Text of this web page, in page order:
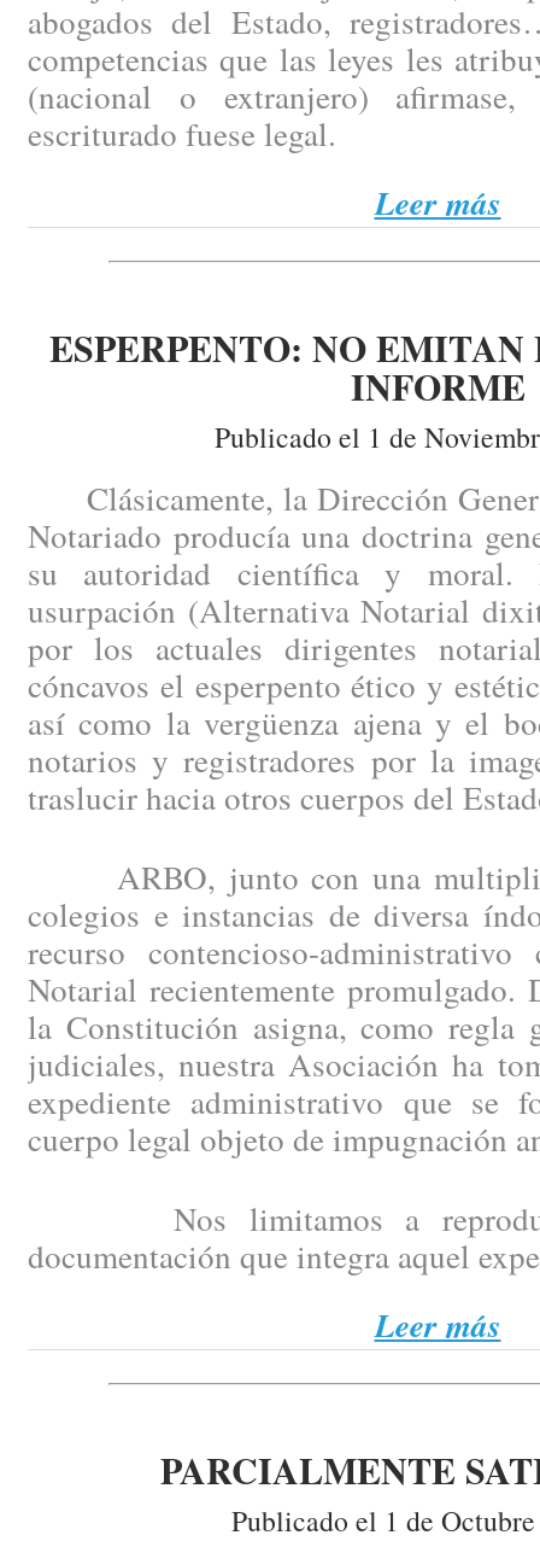
abogados del Estado,
competencias que las leyes les
(nacional o extranjero)
escriturado fuese legal.
Leer más
ESPERPENTO: NO
INFORME
Publicado el 1 de
Clásicamente, la Dirección
Notariado producía una doctrina
su autoridad científica y
usurpación (Alternativa Notarial
por los actuales dirigentes
cóncavos el esperpento ético y
así como la vergüenza ajena y el
notarios y registradores por la
traslucir hacia otros cuerpos del
ARBO, junto con una
colegios e instancias de diversa
recurso contencioso-
Notarial recientemente promulgado.
la Constitución asigna, como regla
judiciales, nuestra Asociación ha
expediente administrativo que se
cuerpo legal objeto de impugnación
Nos limitamos a
documentación que integra aquel
Leer más
PARCIALMENTE
Publicado el 1 de